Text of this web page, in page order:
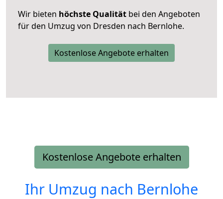
Wir bieten höchste Qualität bei den Angeboten
für den Umzug von Dresden nach Bernlohe.
Kostenlose Angebote erhalten
Kostenlose Angebote erhalten
Ihr Umzug nach Bernlohe